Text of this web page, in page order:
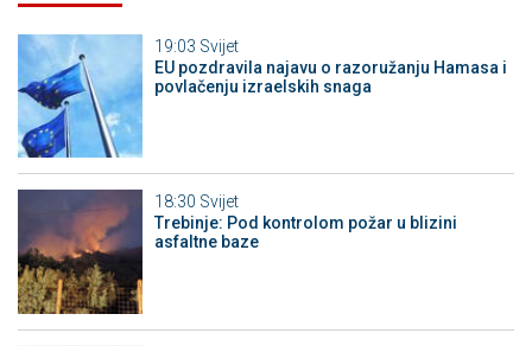
19:03 Svijet
EU pozdravila najavu o razoružanju Hamasa i
povlačenju izraelskih snaga
18:30 Svijet
Trebinje: Pod kontrolom požar u blizini
asfaltne baze